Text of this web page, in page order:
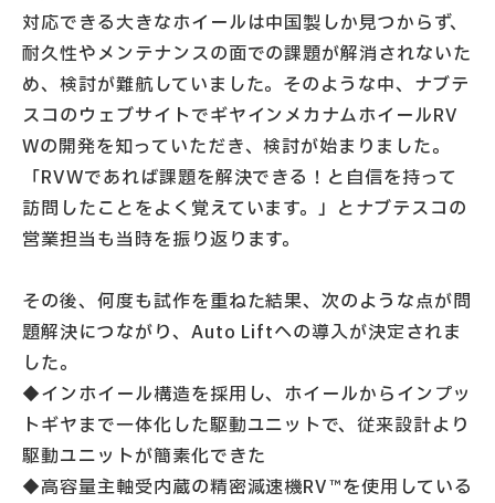
対応できる大きなホイールは中国製しか見つからず、
耐久性やメンテナンスの面での課題が解消されないた
め、検討が難航していました。そのような中、ナブテ
スコのウェブサイトでギヤインメカナムホイールRV
Wの開発を知っていただき、検討が始まりました。
「RVWであれば課題を解決できる！と自信を持って
訪問したことをよく覚えています。」とナブテスコの
営業担当も当時を振り返ります。
その後、何度も試作を重ねた結果、次のような点が問
題解決につながり、Auto Liftへの導入が決定されま
した。
◆インホイール構造を採用し、ホイールからインプッ
トギヤまで一体化した駆動ユニットで、従来設計より
駆動ユニットが簡素化できた
◆高容量主軸受内蔵の精密減速機RV™を使用している